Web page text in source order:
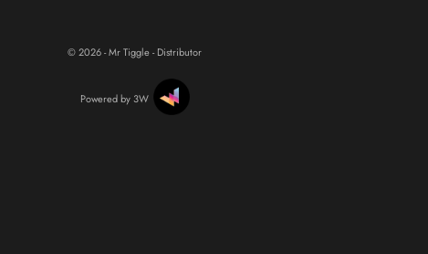
© 2026 - Mr Tiggle - Distributor
Powered by 3W